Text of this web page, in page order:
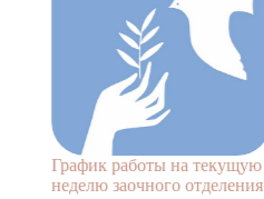
График работы на текущую
неделю заочного отделения